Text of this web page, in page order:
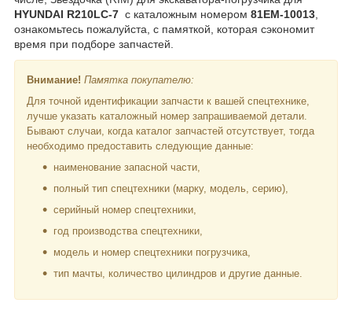
HYUNDAI R210LC-7 с каталожным номером 81EM-10013
ознакомьтесь пожалуйста, с памяткой, которая сэкономит
время при подборе запчастей.
Внимание! Памятка покупателю:
Для точной идентификации запчасти к вашей спецтехнике,
лучше указать каталожный номер запрашиваемой детали.
Бывают случаи, когда каталог запчастей отсутствует, тогда
необходимо предоставить следующие данные:
наименование запасной части,
полный тип спецтехники (марку, модель, серию),
серийный номер спецтехники,
год производства спецтехники,
модель и номер спецтехники погрузчика,
тип мачты, количество цилиндров и другие данные.